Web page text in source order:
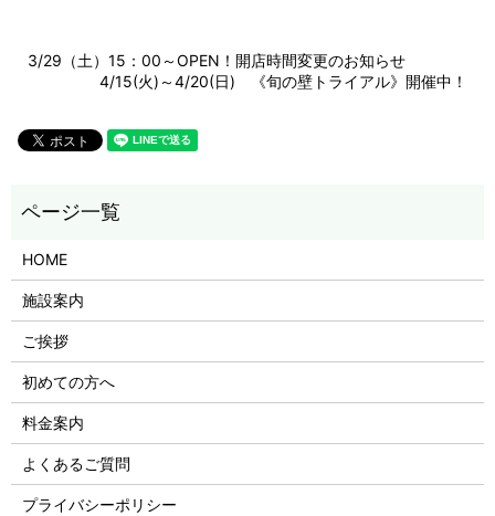
3/29（土）15：00～OPEN！開店時間変更のお知らせ
4/15(火)～4/20(日) 《旬の壁トライアル》開催中！
HOME
施設案内
ご挨拶
初めての方へ
料金案内
よくあるご質問
プライバシーポリシー